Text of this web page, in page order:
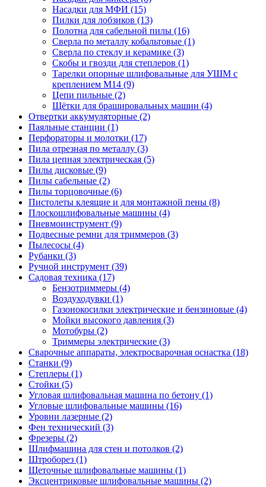
Насадки для МФИ (15)
Пилки для лобзиков (13)
Полотна для сабельной пилы (16)
Сверла по металлу кобальтовые (1)
Сверла по стеклу и керамике (3)
Скобы и гвозди для степлеров (1)
Тарелки опорные шлифовальные для УШМ с
креплением М14 (9)
Цепи пильные (2)
Щётки для брашировальных машин (4)
Отвертки аккумуляторные (2)
Паяльные станции (1)
Перфораторы и молотки (17)
Пила отрезная по металлу (3)
Пила цепная электрическая (5)
Пилы дисковые (9)
Пилы сабельные (2)
Пилы торцовочные (6)
Пистолеты клеящие и для монтажной пены (8)
Плоскошлифовальные машины (4)
Пневмоинструмент (9)
Подвесные ремни для триммеров (3)
Пылесосы (4)
Рубанки (3)
Ручной инструмент (39)
Садовая техника (17)
Бензотриммеры (4)
Воздуходувки (1)
Газонокосилки электрические и бензиновые (4)
Мойки высокого давления (3)
Мотобуры (2)
Триммеры электрические (3)
Сварочные аппараты, электросварочная оснастка (18)
Станки (9)
Степлеры (1)
Стойки (5)
Угловая шлифовальная машина по бетону (1)
Угловые шлифовальные машины (16)
Уровни лазерные (2)
Фен технический (3)
Фрезеры (2)
Шлифмашина для стен и потолков (2)
Штроборез (1)
Щеточные шлифовальные машины (1)
Эксцентриковые шлифовальные машины (2)